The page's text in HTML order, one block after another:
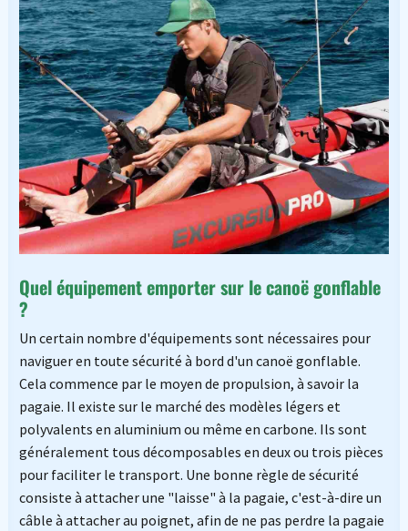
Quel équipement emporter sur le canoë gonflable
?
Un certain nombre d'équipements sont nécessaires pour
naviguer en toute sécurité à bord d'un canoë gonflable.
Cela commence par le moyen de propulsion, à savoir la
pagaie. Il existe sur le marché des modèles légers et
polyvalents en aluminium ou même en carbone. Ils sont
généralement tous décomposables en deux ou trois pièces
pour faciliter le transport. Une bonne règle de sécurité
consiste à attacher une "laisse" à la pagaie, c'est-à-dire un
câble à attacher au poignet, afin de ne pas perdre la pagaie